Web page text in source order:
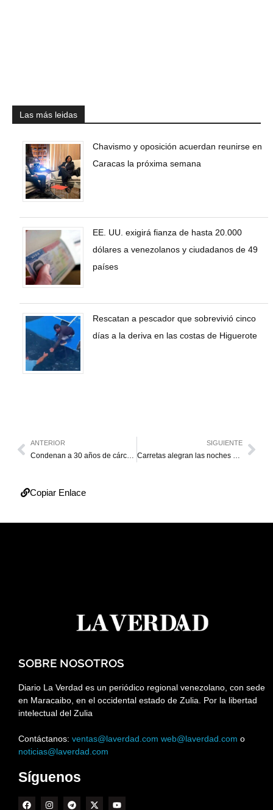
Las más leidas
Chavismo y oposición acuerdan reunirse en
Caracas la próxima semana
EE. UU. exigirá fianza de hasta 20.000
dólares a venezolanos y ciudadanos de 49
países
Rescatan a pescador que sobrevivió cinco
días a la deriva en las costas de Higuerote
ANTERIOR
Condenan a 30 años de cárcel a acusados del asaltar el fuerte Paramacay en 2017
SIGUIENTE
Carretas alegran las noches decembrinas en Mérida
Copiar Enlace
SOBRE NOSOTROS
Diario La Verdad es un periódico regional venezolano, con sede
en Maracaibo, en el occidental estado de Zulia. Por la libertad
intelectual del Zulia
Contáctanos: ventas@laverdad.com web@laverdad.com o
noticias@laverdad.com
Síguenos